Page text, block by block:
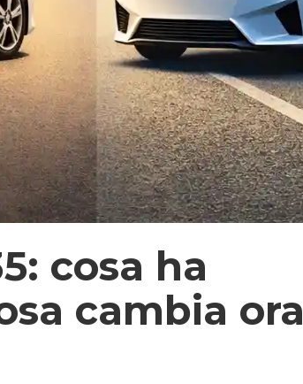
cosa ha
cambia ora